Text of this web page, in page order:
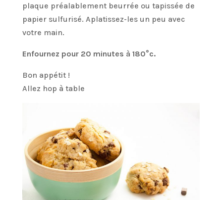
plaque préalablement beurrée ou tapissée de
papier sulfurisé. Aplatissez-les un peu avec
votre main.
Enfournez pour 20 minutes à 180°c.
Bon appétit !
Allez hop à table